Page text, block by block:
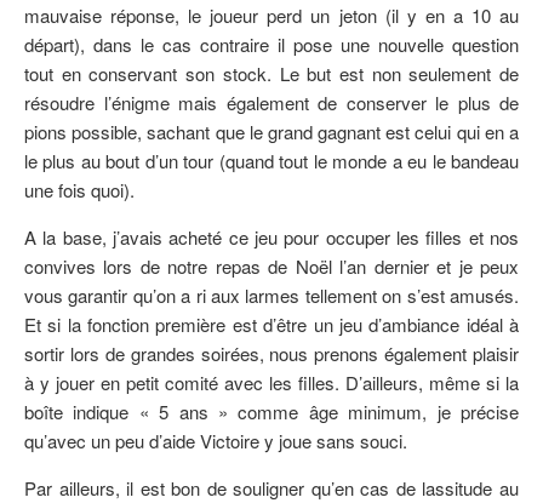
mauvaise réponse, le joueur perd un jeton (il y en a 10 au
départ), dans le cas contraire il pose une nouvelle question
tout en conservant son stock. Le but est non seulement de
résoudre l’énigme mais également de conserver le plus de
pions possible, sachant que le grand gagnant est celui qui en a
le plus au bout d’un tour (quand tout le monde a eu le bandeau
une fois quoi).
A la base, j’avais acheté ce jeu pour occuper les filles et nos
convives lors de notre repas de Noël l’an dernier et je peux
vous garantir qu’on a ri aux larmes tellement on s’est amusés.
Et si la fonction première est d’être un jeu d’ambiance idéal à
sortir lors de grandes soirées, nous prenons également plaisir
à y jouer en petit comité avec les filles. D’ailleurs, même si la
boîte indique « 5 ans » comme âge minimum, je précise
qu’avec un peu d’aide Victoire y joue sans souci.
Par ailleurs, il est bon de souligner qu’en cas de lassitude au